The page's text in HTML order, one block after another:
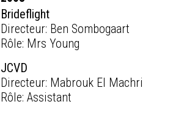
Brideflight
Directeur: Ben Sombogaart
Rôle: Mrs Young
JCVD
Directeur: Mabrouk El Machri
Rôle: Assistant